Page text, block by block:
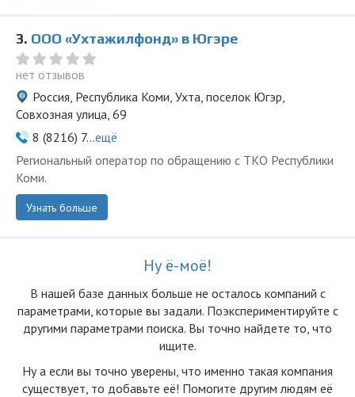
3. ООО «Ухтажилфонд» в Югэре
нет отзывов
Россия, Республика Коми, Ухта, поселок Югэр,
Совхозная улица, 69
8 (8216) 7...ещё
Региональный оператор по обращению с ТКО Республики
Коми.
Узнать больше
Ну ё-моё!
В нашей базе данных больше не осталоcь компаний с
параметрами, которые вы задали. Поэкспериментируйте с
другими параметрами поиска. Вы точно найдете то, что
ищите.
Ну а если вы точно уверены, что именно такая компания
существует, то добавьте её! Помогите другим людям её